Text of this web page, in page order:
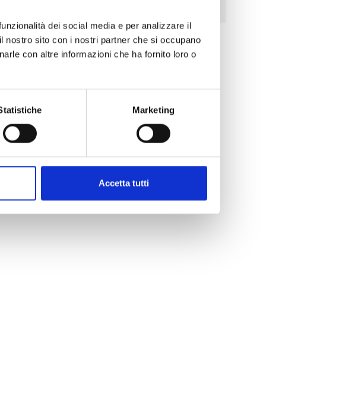
dei social media e per analizzare il
nostro sito con i nostri partner che si occupano
con altre informazioni che ha fornito loro o
Marketing
Accetta tutti